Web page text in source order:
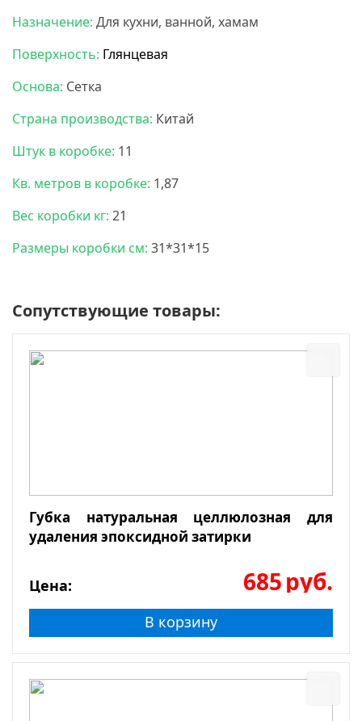
Назначение: Для кухни, ванной, хамам
Поверхность: Глянцевая
Основа: Сетка
Страна производства: Китай
Штук в коробке: 11
Кв. метров в коробке: 1,87
Вес коробки кг: 21
Размеры коробки см: 31*31*15
Сопутствующие товары:
Губка натуральная целлюлозная для
удаления эпоксидной затирки
Цена: 685руб.
В корзину